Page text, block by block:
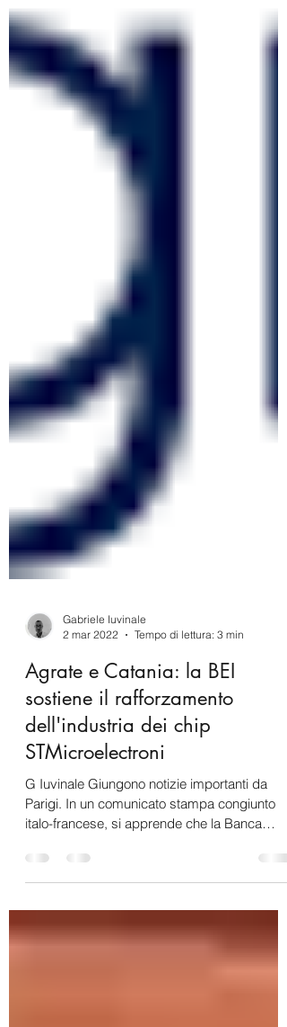
Gabriele Iuvinale
2 mar 2022
Tempo di lettura: 3 min
Agrate e Catania: la BEI
sostiene il rafforzamento
dell'industria dei chip
STMicroelectroni
G Iuvinale Giungono notizie importanti da
Parigi. In un comunicato stampa congiunto